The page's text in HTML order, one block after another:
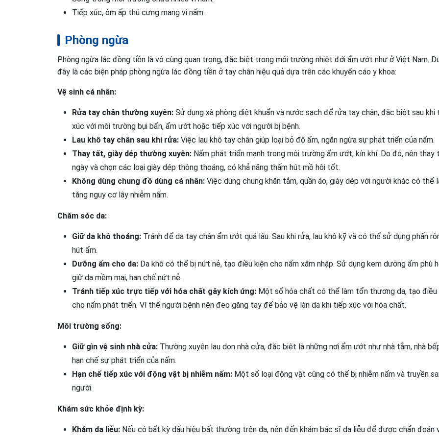
Tiếp xúc, ôm ấp thú cưng mang vi nấm.
Phòng ngừa
Phòng ngừa lác đồng tiền là vô cùng quan trọng, đặc biệt trong môi trường nhiệt đới ẩm ướt như ở Việt Nam.
đây là các biện pháp phòng ngừa lác đồng tiền ở tay chân hiệu quả dựa trên các khuyến cáo y khoa:
Vệ sinh cá nhân:
Rửa tay chân thường xuyên: Sử dụng xà phòng diệt khuẩn và nước sạch để rửa tay chân, đặc biệt sau khi
xúc với môi trường bụi bẩn, ẩm ướt hoặc tiếp xúc với người bị bệnh.
Lau khô tay chân sau khi rửa: Việc lau khô tay chân giúp loại bỏ độ ẩm, ngăn ngừa sự phát triển của nấm.
Thay tất, giày dép thường xuyên: Nấm phát triển mạnh trong môi trường ẩm ướt, kín khí. Do đó, nên thay
ngày và chọn các loại giày dép thông thoáng, có khả năng thấm hút mồ hôi tốt.
Không dùng chung đồ dùng cá nhân: Việc dùng chung khăn tắm, quần áo, giày dép với người khác có thể
tăng nguy cơ lây nhiễm nấm.
Chăm sóc da:
Giữ da khô thoáng: Tránh để da tay chân ẩm ướt quá lâu. Sau khi rửa, lau khô kỹ và có thể sử dụng phấn
hút ẩm.
Dưỡng ẩm cho da: Da khô có thể bị nứt nẻ, tạo điều kiện cho nấm xâm nhập. Sử dụng kem dưỡng ẩm phù
giữ da mềm mại, hạn chế nứt nẻ.
Tránh tiếp xúc trực tiếp với hóa chất gây kích ứng: Một số hóa chất có thể làm tổn thương da, tạo điều
cho nấm phát triển. Vì thế người bệnh nên đeo găng tay để bảo vệ làn da khi tiếp xúc với hóa chất.
Môi trường sống:
Giữ gìn vệ sinh nhà cửa: Thường xuyên lau dọn nhà cửa, đặc biệt là những nơi ẩm ướt như nhà tắm, nhà
hạn chế sự phát triển của nấm.
Hạn chế tiếp xúc với động vật bị nhiễm nấm: Một số loại động vật cũng có thể bị nhiễm nấm và truyền
người.
Khám sức khỏe định kỳ:
Khám da liễu: Nếu có bất kỳ dấu hiệu bất thường trên da, nên đến khám bác sĩ da liễu để được chẩn đoán